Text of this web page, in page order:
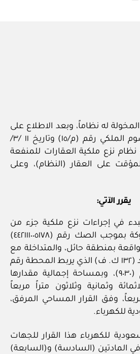
له نظاماً، وبعد الاطلاع على
البند (ثالثاً) من المرسوم الملكي رقم (م/١٥) وتاريخ ١١ /٣/
نظام نزع ملكية العقارات للمنفعة
على العقار (النظام)، وعلى
يقرر الآتي:
في إجراءات نزع ملكية جزء من
قطعة الأرض المملوكة بموجب الصك رقم (٤٤٢١١١٠٠٥١٧٨)
١٩ /٥/ ١٤٣٩هـ، الواقعة بمنطقة حائل، والمتداخلة مع
حرم الخط الهوائي جهد (١٣٢ ك. ف) الذي يربط المحطة رقم
(٨٩٠٣) بالمحطة رقم (٩٠٣٠)، وبمساحة إجمالية مقدارها
وثلاثمائة وثمانية وثلاثون متراً مربعاً
وفق القرار المساحي المرفق،
للكهرباء.
للكهرباء هذا القرار للجهات
في المادتين (السادسة) و(السابعة)